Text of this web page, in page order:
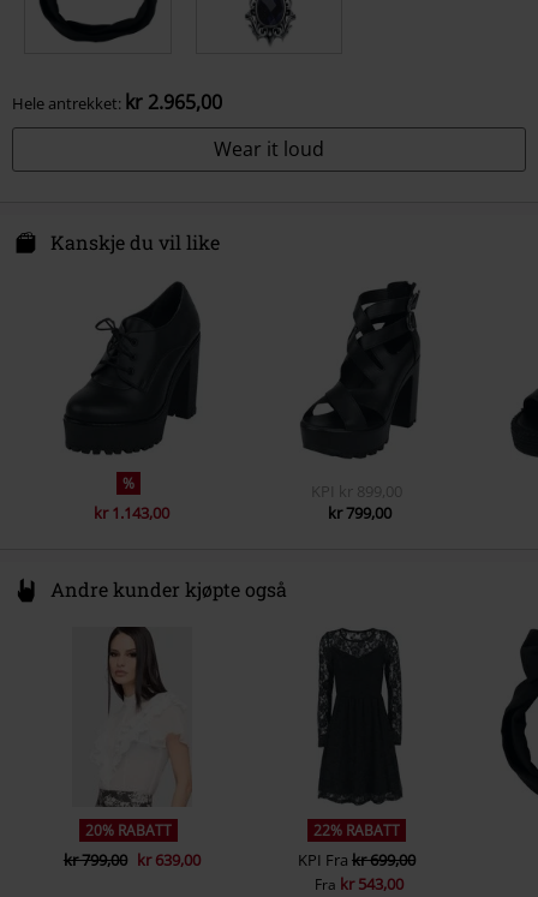
Hele antrekket: kr 2.965,00
Wear it loud
Kanskje du vil like
%
kr 1.143,00
KPI
kr 899,00
kr 799,00
Andre kunder kjøpte også
20% RABATT
kr 799,00 kr 639,00
22% RABATT
KPI Fra kr 699,00
Fra kr 543,00